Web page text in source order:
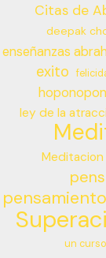
Citas de
deepak
enseñanzas
exito
ley de la
un